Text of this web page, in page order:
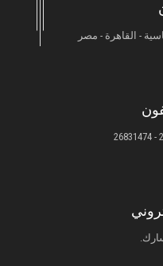
- القاهرة - مصر